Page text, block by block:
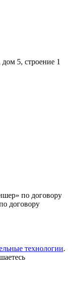
5, строение 1
по договору
договору
технологии.